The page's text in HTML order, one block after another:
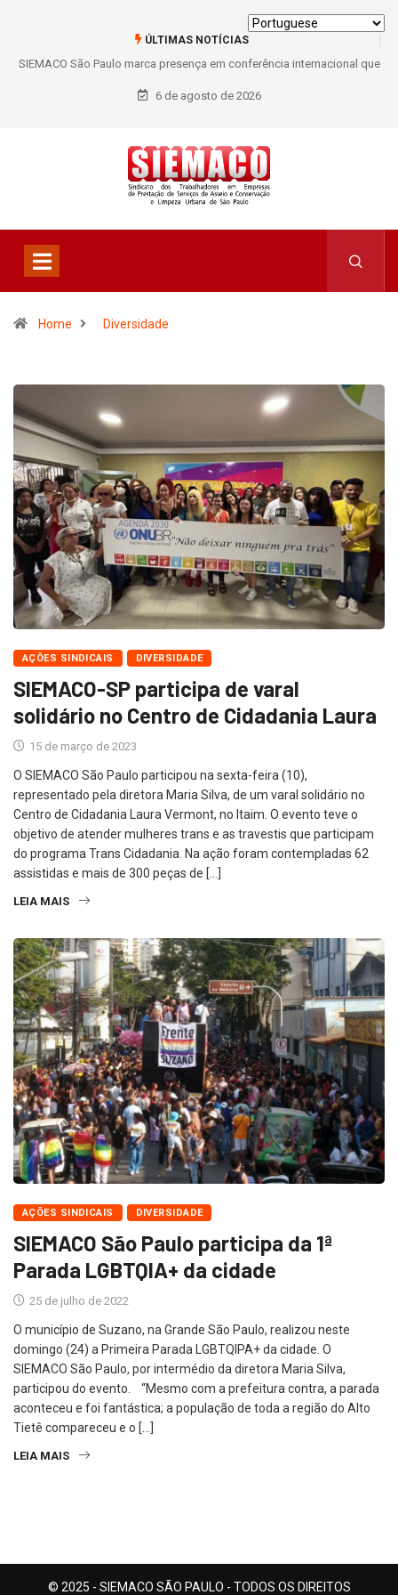
ÚLTIMAS NOTÍCIAS
SIEMACO São Paulo marca presença em conferência internacional que
debate os desafios do setor de limpeza e segurança
6 de agosto de 2026
Home Diversidade
AÇÕES SINDICAIS DIVERSIDADE
SIEMACO-SP participa de varal
solidário no Centro de Cidadania Laura
15 de março de 2023
O SIEMACO São Paulo participou na sexta-feira (10),
representado pela diretora Maria Silva, de um varal solidário no
Centro de Cidadania Laura Vermont, no Itaim. O evento teve o
objetivo de atender mulheres trans e as travestis que participam
do programa Trans Cidadania. Na ação foram contempladas 62
assistidas e mais de 300 peças de […]
LEIA MAIS
AÇÕES SINDICAIS DIVERSIDADE
SIEMACO São Paulo participa da 1ª
Parada LGBTQIA+ da cidade
25 de julho de 2022
O município de Suzano, na Grande São Paulo, realizou neste
domingo (24) a Primeira Parada LGBTQIPA+ da cidade. O
SIEMACO São Paulo, por intermédio da diretora Maria Silva,
participou do evento. “Mesmo com a prefeitura contra, a parada
aconteceu e foi fantástica; a população de toda a região do Alto
Tietê compareceu e o […]
LEIA MAIS
© 2025 - SIEMACO SÃO PAULO - TODOS OS DIREITOS